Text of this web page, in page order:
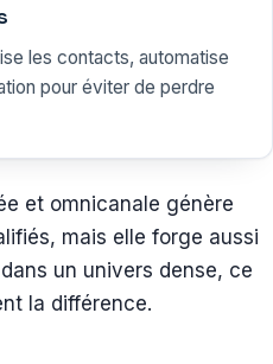
les contacts, automatise
pour éviter de perdre
et omnicanale génère
mais elle forge aussi
un univers dense, ce
la différence.